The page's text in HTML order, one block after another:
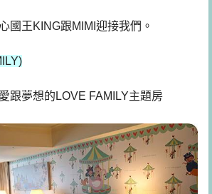
國王KING跟MIMI迎接我們。
跟夢想的LOVE FAMILY主題房